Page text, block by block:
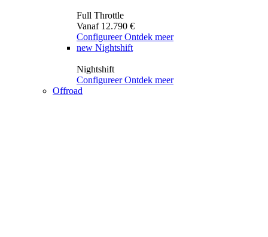
Full Throttle
Vanaf 12.790 €
Configureer Ontdek meer
new Nightshift
Nightshift
Configureer Ontdek meer
Offroad